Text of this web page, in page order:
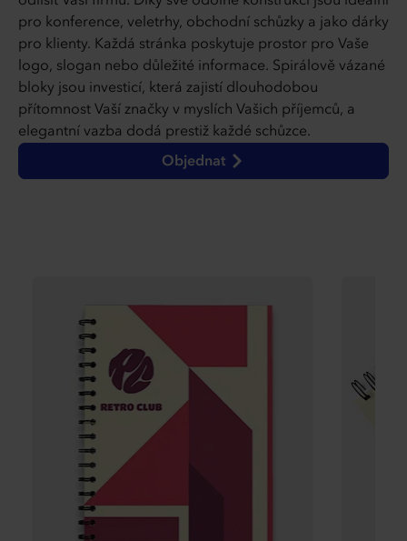
pro konference, veletrhy, obchodní schůzky a jako dárky
pro klienty. Každá stránka poskytuje prostor pro Vaše
logo, slogan nebo důležité informace. Spirálově vázané
bloky jsou investicí, která zajistí dlouhodobou
přítomnost Vaší značky v myslích Vašich příjemců, a
elegantní vazba dodá prestiž každé schůzce.
Objednat